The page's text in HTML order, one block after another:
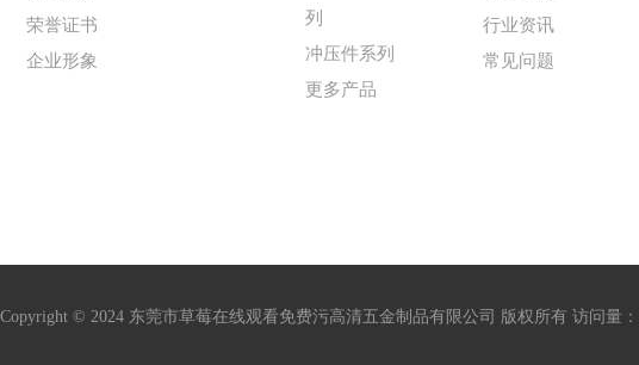
荣誉证书
企业形象
列
冲压件系列
更多产品
行业资讯
常见问题
Copyright © 2024 东莞市草莓在线观看免费污高清五金制品有限公司 版权所有 访问量：